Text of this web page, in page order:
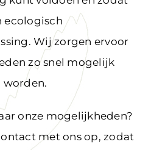
ecologisch
Wij zorgen ervoor
zo snel mogelijk
worden.
onze mogelijkheden?
met ons op, zodat